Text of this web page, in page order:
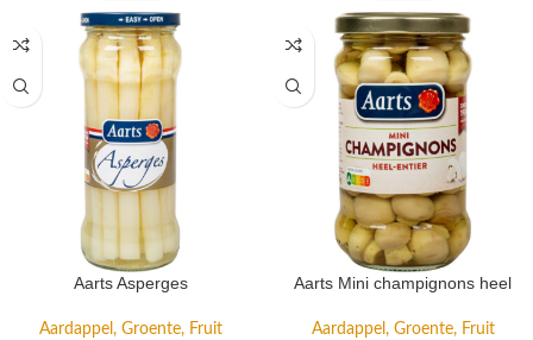
Aarts Asperges
Aardappel, Groente, Fruit
Aarts Mini champignons heel
Aardappel, Groente, Fruit